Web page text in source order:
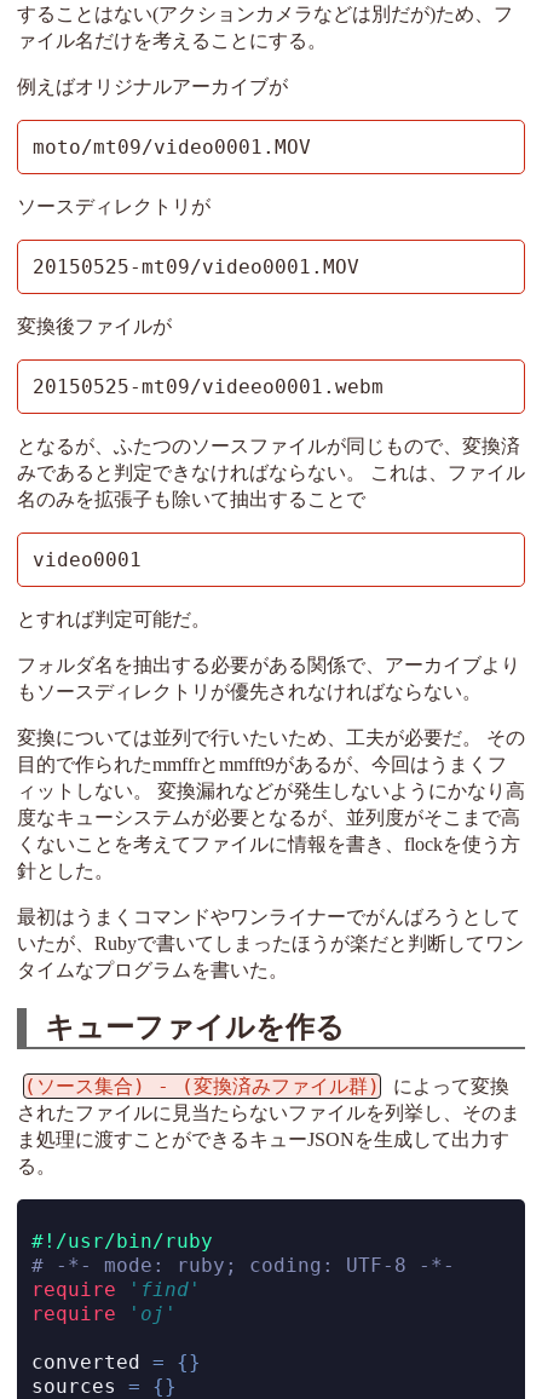
することはない(アクションカメラなどは別だが)ため、フ
ァイル名だけを考えることにする。
例えばオリジナルアーカイブが
moto/mt09/video0001.MOV
ソースディレクトリが
20150525-mt09/video0001.MOV
変換後ファイルが
20150525-mt09/videeo0001.webm
となるが、ふたつのソースファイルが同じもので、変換済
みであると判定できなければならない。 これは、ファイル
名のみを拡張子も除いて抽出することで
video0001
とすれば判定可能だ。
フォルダ名を抽出する必要がある関係で、アーカイブより
もソースディレクトリが優先されなければならない。
変換については並列で行いたいため、工夫が必要だ。 その
目的で作られたmmffrとmmfft9があるが、今回はうまくフ
ィットしない。 変換漏れなどが発生しないようにかなり高
度なキューシステムが必要となるが、並列度がそこまで高
くないことを考えてファイルに情報を書き、flockを使う方
針とした。
最初はうまくコマンドやワンライナーでがんばろうとして
いたが、Rubyで書いてしまったほうが楽だと判断してワン
タイムなプログラムを書いた。
キューファイルを作る
(ソース集合) - (変換済みファイル群)
によって変換
されたファイルに見当たらないファイルを列挙し、そのま
ま処理に渡すことができるキューJSONを生成して出力す
る。
#!/usr/bin/ruby
# -*- mode: ruby; coding: UTF-8 -*-
require
'find'
require
'oj'
converted =
{}
sources = {}